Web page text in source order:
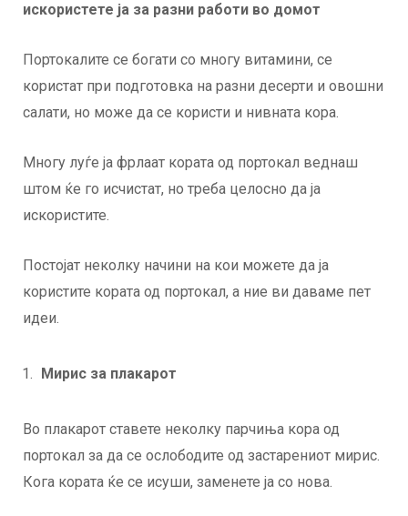
искористете ја за разни работи во домот
Портокалите се богати со многу витамини, се
користат при подготовка на разни десерти и овошни
салати, но може да се користи и нивната кора.
Многу луѓе ја фрлаат кората од портокал веднаш
штом ќе го исчистат, но треба целосно да ја
искористите.
Постојат неколку начини на кои можете да ја
користите кората од портокал, а ние ви даваме пет
идеи.
Мирис за плакарот
Во плакарот ставете неколку парчиња кора од
портокал за да се ослободите од застарениот мирис.
Кога кората ќе се исуши, заменете ја со нова.